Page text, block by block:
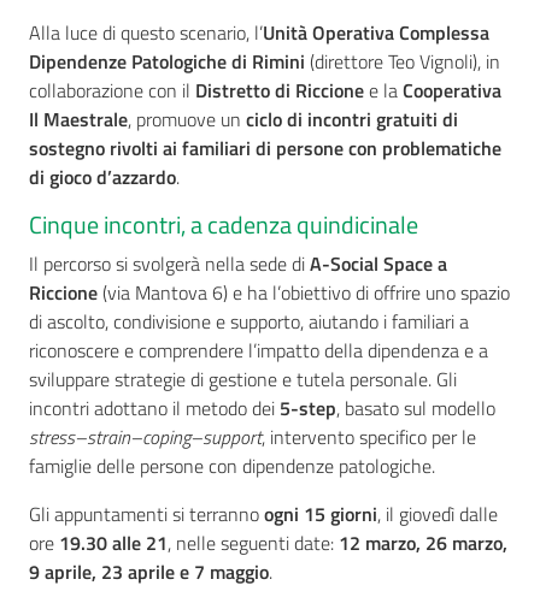
Alla luce di questo scenario, l’Unità Operativa Complessa
Dipendenze Patologiche di Rimini (direttore Teo Vignoli), in
collaborazione con il Distretto di Riccionee laCooperativa
Il Maestrale, promuove un ciclo di incontri gratuiti di
sostegno rivolti ai familiari di persone con problematiche
di gioco d’azzardo.
Cinque incontri, a cadenza quindicinale
Il percorso si svolgerà nella sede diA-Social Space a
Riccione(via Mantova 6) e ha l’obiettivo di offrire uno spazio
di ascolto, condivisione e supporto, aiutando i familiari a
riconoscere e comprendere l’impatto della dipendenza e a
sviluppare strategie di gestione e tutela personale. Gli
incontri adottano il metodo dei 5-step, basato sul modello
stress–strain–coping–support, intervento specifico per le
famiglie delle persone con dipendenze patologiche.
Gli appuntamenti si terrannoogni 15 giorni, il giovedì dalle
ore 19.30 alle 21, nelle seguenti date: 12 marzo, 26 marzo,
9 aprile, 23 aprile e 7 maggio.